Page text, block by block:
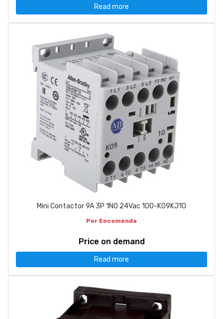
Read more
Mini Contactor 9A 3P 1NO 24Vac 100-K09KJ10
Por Encomenda
Price on demand
Read more